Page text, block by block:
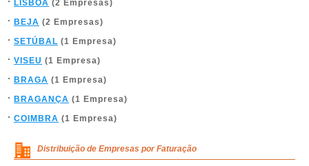
LISBOA (2 Empresas)
BEJA (2 Empresas)
SETÚBAL (1 Empresa)
VISEU (1 Empresa)
BRAGA (1 Empresa)
BRAGANÇA (1 Empresa)
COIMBRA (1 Empresa)
Distribuição de Empresas por Faturação